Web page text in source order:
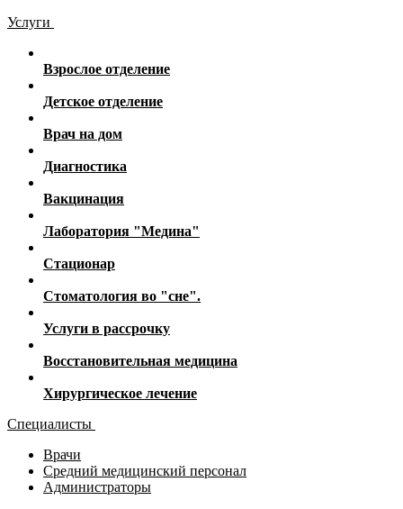
Услуги
Взрослое отделение
Детское отделение
Врач на дом
Диагностика
Вакцинация
Лаборатория "Медина"
Стационар
Стоматология во "сне".
Услуги в рассрочку
Восстановительная медицина
Хирургическое лечение
Специалисты
Врачи
Средний медицинский персонал
Администраторы